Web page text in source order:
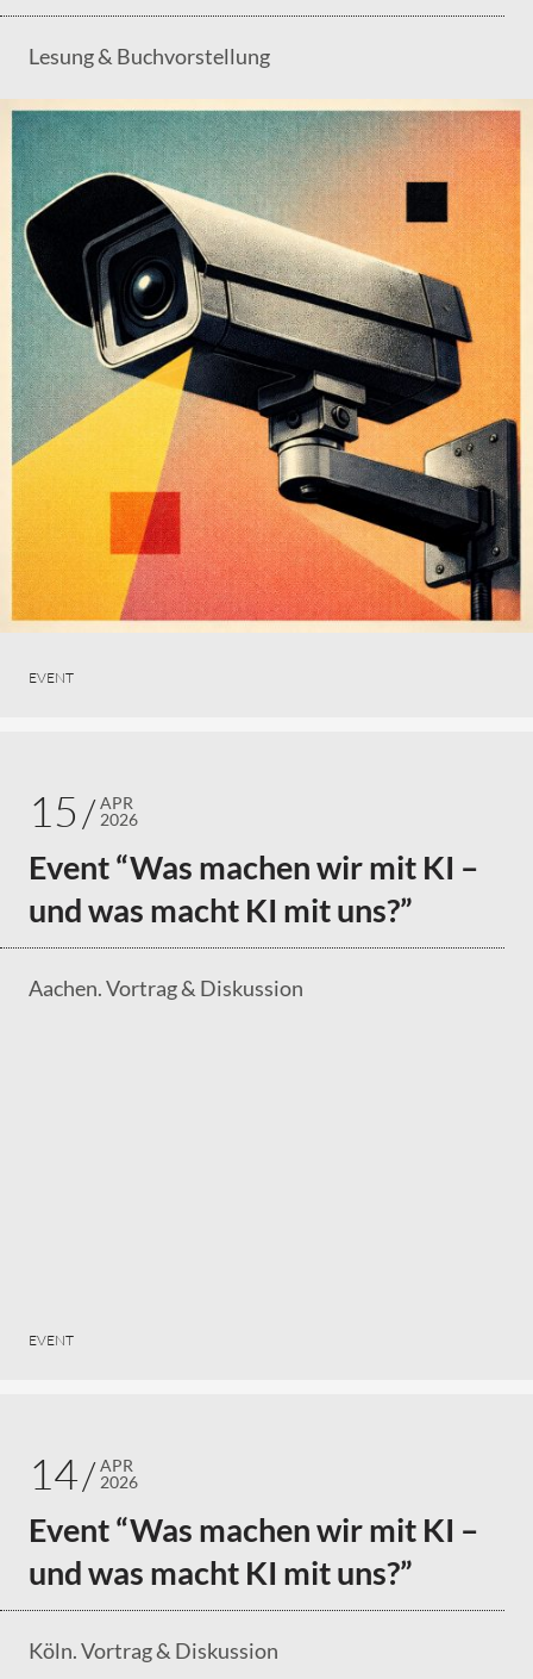
Lesung & Buchvorstellung
EVENT
15
APR
2026
Event “Was machen wir mit KI –
und was macht KI mit uns?”
Aachen. Vortrag & Diskussion
EVENT
14
APR
2026
Event “Was machen wir mit KI –
und was macht KI mit uns?”
Köln. Vortrag & Diskussion